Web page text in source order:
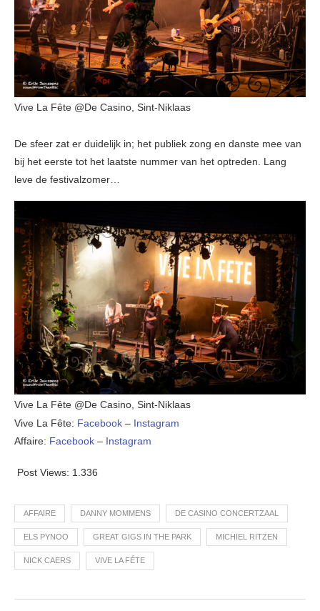
Vive La Fête @De Casino, Sint-Niklaas
De sfeer zat er duidelijk in; het publiek zong en danste mee van
bij het eerste tot het laatste nummer van het optreden. Lang
leve de festivalzomer…
Vive La Fête @De Casino, Sint-Niklaas
Vive La Fête: Facebook – Instagram
Affaire: Facebook – Instagram
Post Views: 1.336
AFFAIRE DANNY MOMMENS DE CASINO CONCERTZAAL
ELS PYNOO GREAT GIGS IN THE PARK MICHIEL RITZEN
NICK CAERS VIVE LA FÉTE